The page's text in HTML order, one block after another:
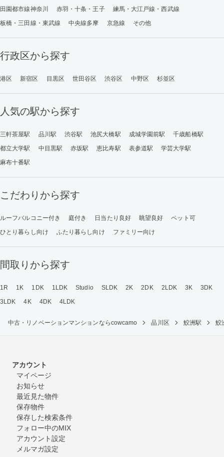
田園都市線神奈川 赤羽・十条・王子
練馬・大江戸線・西武線
板橋・三田線・東武線
中央線多摩 京急線 その他
行政区から探す
港区 新宿区 目黒区 世田谷区 渋谷区 中野区 杉並区
人気の駅から探す
三軒茶屋駅 品川駅 渋谷駅 池尻大橋駅 成城学園前駅
千歳船橋駅
都立大学駅
中目黒駅 赤坂駅 恵比寿駅 表参道駅
学芸大学駅
麻布十番駅
こだわりから探す
ルーフバルコニー付き 庭付き 日当たり良好 眺望良好
ペット可
ひとり暮らし向け
ふたり暮らし向け ファミリー向け
間取りから探す
1R 1K 1DK 1LDK Studio SLDK 2K 2DK 2LDK 3K
3DK
3LDK
4K 4DK 4LDK
中古・リノベーションマンションならcowcamo 品川区 鮫洲駅 鮫
アカウント
マイページ
お知らせ
最近見た物件
保存物件
保存した検索条件
フォロー中のMIX
アカウント設定
メルマガ設定